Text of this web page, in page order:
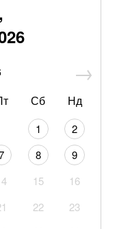
броні: у
результат НМТ:
ідеальну
дронового удару
ПФУ пояснили, як
Сб Нд
1
2
8
9
15
16
22
23